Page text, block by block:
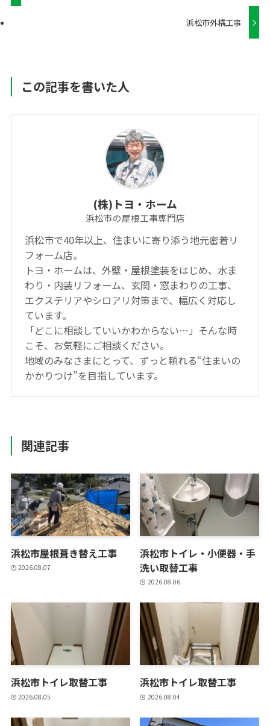
浜松市外構工事
この記事を書いた人
(株)トヨ・ホーム
浜松市の屋根工事専門店
浜松市で40年以上、住まいに寄り添う地元密着リ
フォーム店。
トヨ・ホームは、外壁・屋根塗装をはじめ、水ま
わり・内装リフォーム、玄関・窓まわりの工事、
エクステリアやシロアリ対策まで、幅広く対応し
ています。
「どこに相談していいかわからない…」そんな時
こそ、お気軽にご相談ください。
地域のみなさまにとって、ずっと頼れる“住まいの
かかりつけ”を目指しています。
関連記事
浜松市屋根葺き替え工事
2026.08.07
浜松市トイレ・小便器・手
洗い取替工事
2026.08.06
浜松市トイレ取替工事
2026.08.05
浜松市トイレ取替工事
2026.08.04